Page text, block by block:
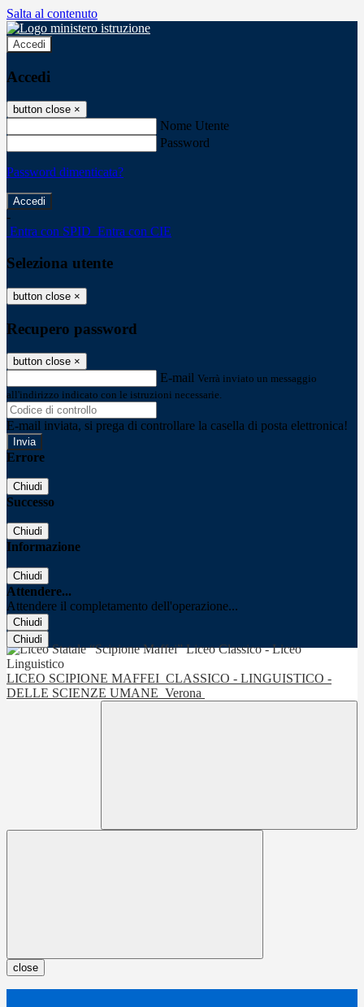
Salta al contenuto
Accedi
Accedi
button close ×
Nome Utente
Password
Password dimenticata?
-
Entra con SPID Entra con CIE
Seleziona utente
button close ×
Recupero password
button close ×
E-mail Verrà inviato un messaggio
all'indirizzo indicato con le istruzioni necessarie.
E-mail inviata, si prega di controllare la casella di posta elettronica!
Errore
Chiudi
Successo
Chiudi
Informazione
Chiudi
Attendere...
Attendere il completamento dell'operazione...
Chiudi
Chiudi
LICEO SCIPIONE MAFFEI CLASSICO - LINGUISTICO -
DELLE SCIENZE UMANE Verona
close